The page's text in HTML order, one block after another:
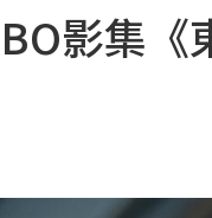
影集